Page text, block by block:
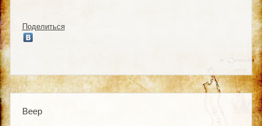
Поделиться
Веер